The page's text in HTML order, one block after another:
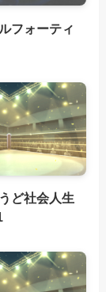
フォーティ
ど社会人生